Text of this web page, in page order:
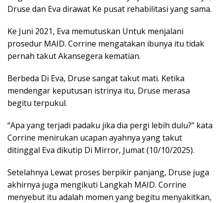
Druse dan Eva dirawat Ke pusat rehabilitasi yang sama.
Ke Juni 2021, Eva memutuskan Untuk menjalani
prosedur MAID. Corrine mengatakan ibunya itu tidak
pernah takut Akansegera kematian.
Berbeda Di Eva, Druse sangat takut mati. Ketika
mendengar keputusan istrinya itu, Druse merasa
begitu terpukul.
“Apa yang terjadi padaku jika dia pergi lebih dulu?” kata
Corrine menirukan ucapan ayahnya yang takut
ditinggal Eva dikutip Di Mirror, Jumat (10/10/2025).
Setelahnya Lewat proses berpikir panjang, Druse juga
akhirnya juga mengikuti Langkah MAID. Corrine
menyebut itu adalah momen yang begitu menyakitkan,